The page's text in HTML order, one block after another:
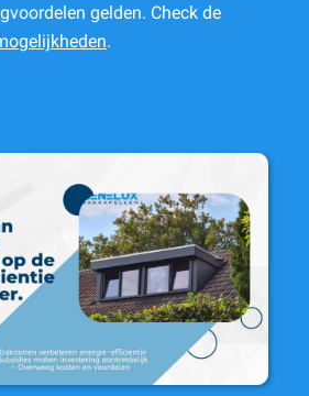
gelden. Check de
.